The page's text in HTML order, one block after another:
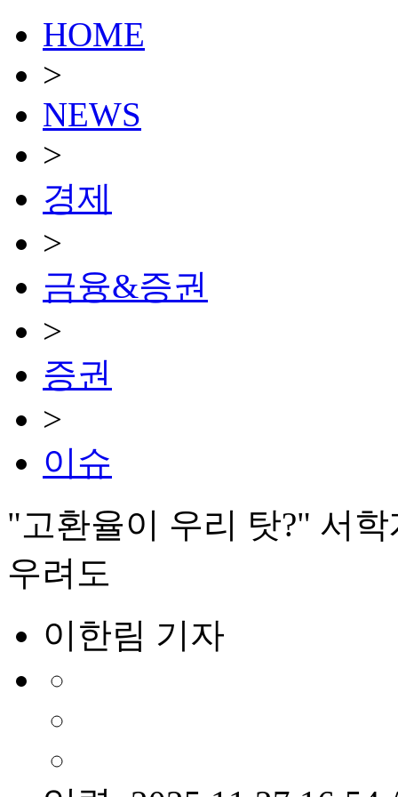
HOME
>
NEWS
>
경제
>
금융&증권
>
증권
>
이슈
"고환율이 우리 탓?" 서
우려도
이한림 기자